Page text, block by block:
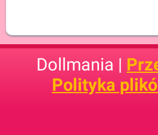
Dollmania |
Polityka